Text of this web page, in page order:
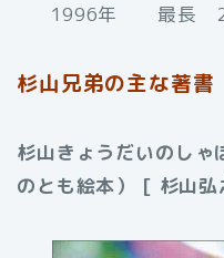
1996年 最長
杉山兄弟の主な著書
杉山きょうだいのしゃ
のとも絵本） [ 杉山